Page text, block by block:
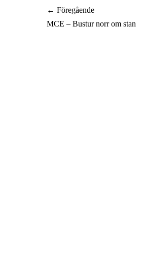
← Föregående
Föregående
MCE – Bustur norr om stan